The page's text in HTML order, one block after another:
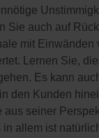
Sie auch auf
mit Einwänden
Lernen Sie,
Es kann
den Kunden
aus seiner
in allem ist